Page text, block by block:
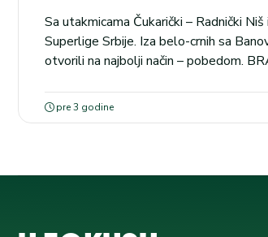
Sa utakmicama Čukarički – Radnički
Superlige Srbije. Iza belo-crnih sa
otvorili na najbolji način – pobedom.
bolji od...
pre 3 godine